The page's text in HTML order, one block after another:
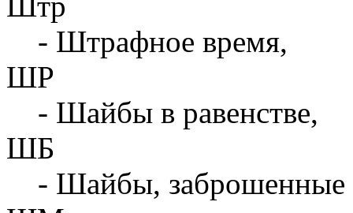
- Штрафное время,
ШР
- Шайбы в равенстве,
ШБ
- Шайбы, заброшенные